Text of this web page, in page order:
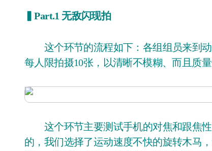
▍Part.1 无敌闪现拍
这个环节的流程如下：各组组员来到动物园的游乐设施旋转木马，然后自由选择位置拍摄，
每人限拍摄10张，以清晰不模糊、而且质
这个环节主要测试手机的对焦和跟焦性
的，我们选择了运动速度不快的旋转木马